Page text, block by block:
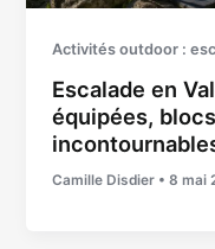
Activités outdoor :
Escalade en
équipées,
Camille Disdier •8 mai